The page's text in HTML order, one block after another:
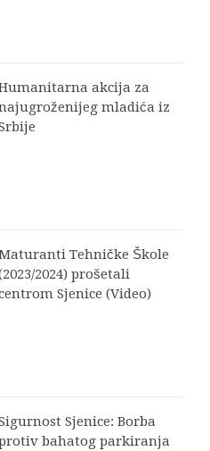
akcija za
mladića iz
Tehničke Škole
2024) prošetali
Sjenice (Video)
Sjenice: Borba
bahatog parkiranja